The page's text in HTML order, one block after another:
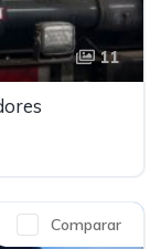
11
Comparar